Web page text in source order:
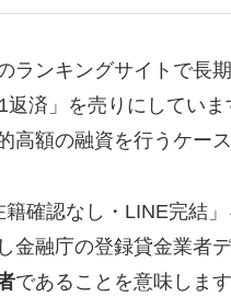
ランキングサイトで長
済」を売りにしてい
高額の融資を行うケー
確認なし・LINE完結
金融庁の登録貸金業者
であることを意味します